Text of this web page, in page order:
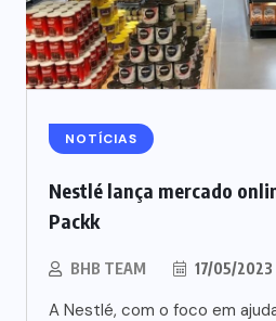
NOTÍCIAS
Nestlé lança mercado
Packk
BHB TEAM 17/05/2023
A Nestlé, com o foco em
Carnes
avançam no